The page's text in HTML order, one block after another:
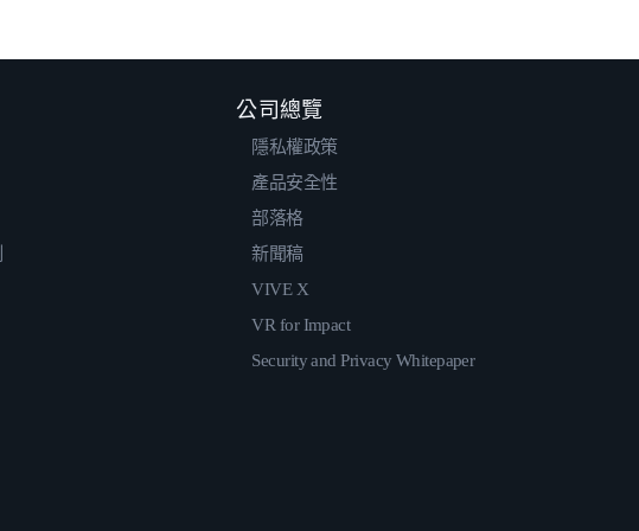
公司總覽
隱私權政策
產品安全性
部落格
新聞稿
VIVE X
VR for Impact
Security and Privacy Whitepaper